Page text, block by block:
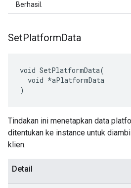
Berhasil.
SetPlatformData
void SetPlatformData(
  void *aPlatformData
)
Tindakan ini menetapkan data
ditentukan ke instance untuk
klien.
Detail